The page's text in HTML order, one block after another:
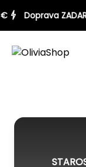
€ Doprava